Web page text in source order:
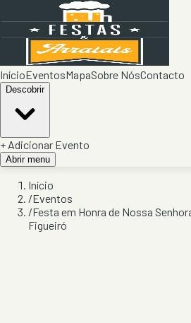
InícioEventosMapaSobre NósContacto
Descobrir
+ Adicionar Evento
Abrir menu
Início
/Eventos
/Festa em Honra de Nossa
Figueiró